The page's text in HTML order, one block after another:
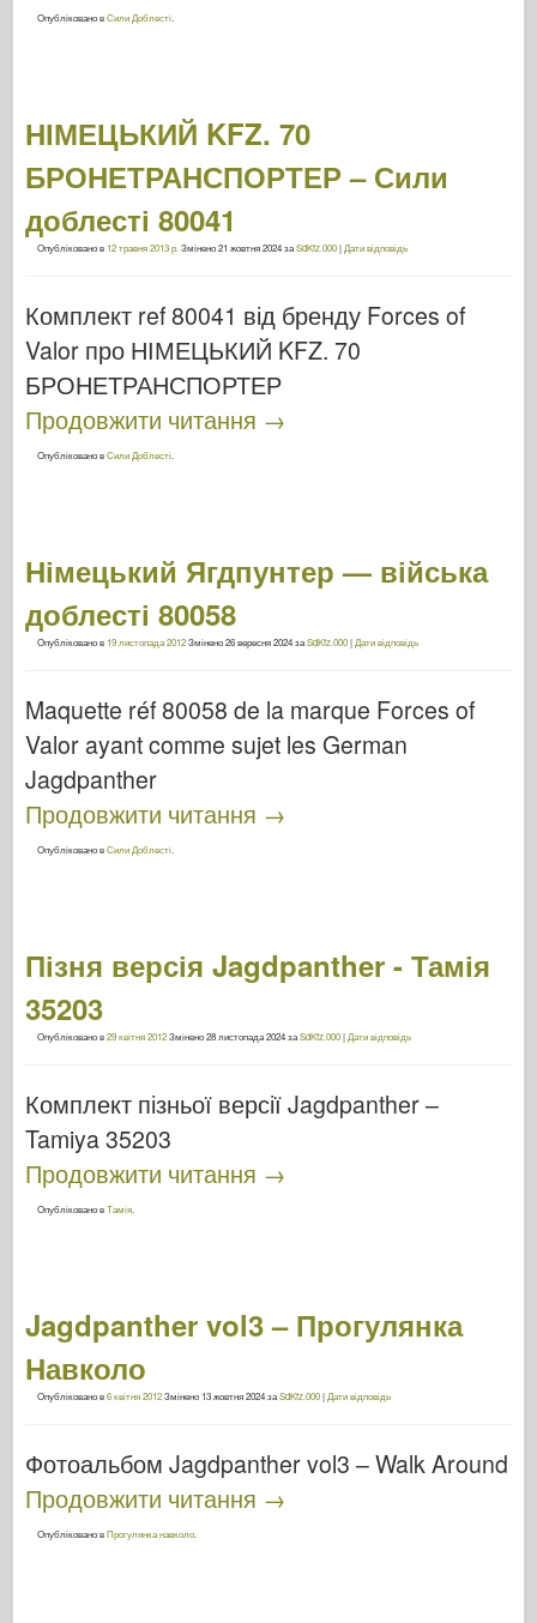
Опубліковано вСили Доблесті
НІМЕЦЬКИЙ KFZ. 70
БРОНЕТРАНСПОРТЕР – Сили
доблесті 80041
Опубліковано в 12 травня 2013 р. Змінено21 жовтня 2024заSdKfz.000| Дати відповідь
Комплект ref 80041 від бренду Forces of
Valor про НІМЕЦЬКИЙ KFZ. 70
БРОНЕТРАНСПОРТЕР
Продовжити читання →
Опубліковано вСили Доблесті
Німецький Ягдпунтер — війська
доблесті 80058
Опубліковано в 19 листопада 2012Змінено26 вересня 2024заSdKfz.000| Дати відповідь
Maquette réf 80058 de la marque Forces of
Valor ayant comme sujet les German
Jagdpanther
Продовжити читання →
Опубліковано вСили Доблесті
Пізня версія Jagdpanther - Тамія
35203
Опубліковано в29 квітня 2012Змінено28 листопада 2024заSdKfz.000| Дати відповідь
Комплект пізньої версії Jagdpanther –
Tamiya 35203
Продовжити читання →
Опубліковано вТамія
Jagdpanther vol3 – Прогулянка
Навколо
Опубліковано в6 квітня 2012Змінено 13 жовтня 2024заSdKfz.000| Дати відповідь
Фотоальбом Jagdpanther vol3 – Walk Around
Продовжити читання →
Опубліковано вПрогулянка навколо